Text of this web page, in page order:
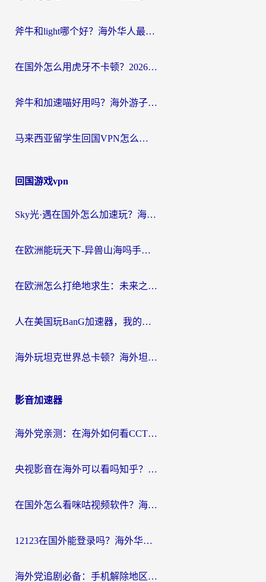
斧牛和light哪个好？海外华人最关心的回国加速器选择难题，一篇讲透
在国外怎么用虎牙不卡顿？2026海外华人亲测有效的回国加速器选择指南
斧牛和加速喵好用吗？海外游子的真实选择困境
马来西亚留学生回国VPN怎么选？3个避坑点+1款实测好用的加速器推荐
回国游戏vpn
Sky光·遇在国外怎么加速玩？海外党亲测有效的国服游戏加速指南
在欧洲能玩天下-异兽山海吗手游？海外玩家的加速器生存指南
在欧洲怎么打绝地求生：未来之役不卡？留学生亲测的加速器避坑指南
人在美国玩BanG加速器，我的延迟终于绿了
海外玩坦克世界总卡顿？海外坦克世界加速器有哪些？实测好用的选择在这里
影音加速器
海外党亲测：在海外如何看CCTV？告别“仅限大陆播放”的实用指南
央视影音在海外可以看吗知乎？留学生亲测：3步解决地域限制+追剧自由
在国外怎么看咪咕视频软件？海外党亲测有效的回国加速方案
12123在国外能登录吗？海外华人必看的回国加速实用指南
海外党追剧必备：手机解除地区限制app怎么选？解决央视视频&国内剧地区限制全指南